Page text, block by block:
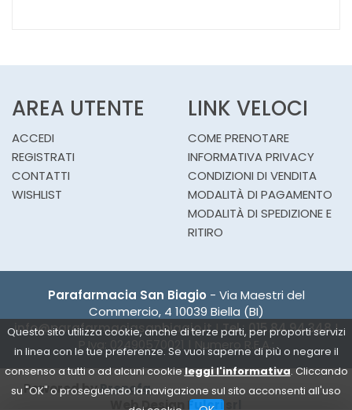
Questo sito utilizza cookie, anche di terze parti, per proporti servizi
in linea con le tue preferenze. Se vuoi saperne di più o negare il
consenso a tutti o ad alcuni cookie leggi l'informativa. Cliccando
su "OK" o proseguendo la navigazione sul sito acconsenti all'uso
AREA UTENTE
ACCEDI
REGISTRATI
CONTATTI
WISHLIST
LINK VELOCI
COME PRENOTARE
INFORMATIVA PRIVACY
CONDIZIONI DI VENDITA
MODALITÀ DI PAGAMENTO
MODALITÀ DI SPEDIZIONE E
RITIRO
Parafarmacia San Biagio - Via Maestri del
Commercio, 4 10039 Biella (BI)
info@parafarmaciasanbiagio.it|Tel.: 015.84.94.348|
P.Iva: 02490570021 | Numero R.E.A.:
Powered byPrenofa
Web Design Fulcri srl